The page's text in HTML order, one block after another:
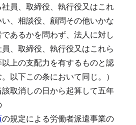
社員、取締役、執行役又はこれ
、相談役、顧問その他いかな
あるかを問わず、法人に対し
、取締役、執行役又はこれら
上の支配力を有するものと認
以下この条において同じ。）
取消しの日から起算して五年
の規定による労働者派遣事業の